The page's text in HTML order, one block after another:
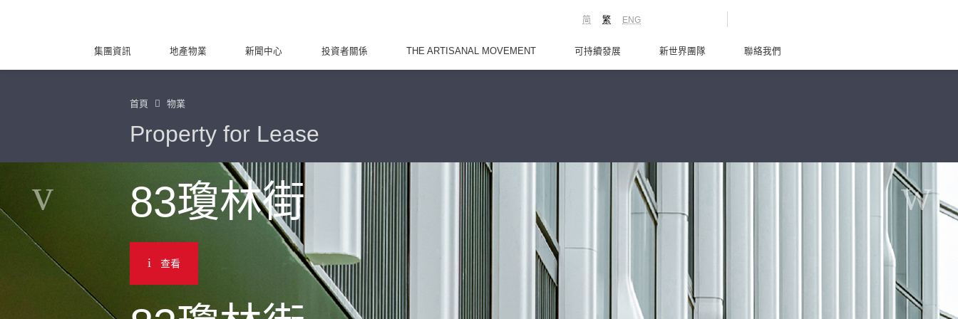
ENG
繁
简
集團資訊 地產物業 新聞中心 投資者關係 THE ARTISANAL MOVEMENT 可持續發展 新世界團隊 聯絡我們
首頁 物業
Property for Lease
83瓊林街
查看